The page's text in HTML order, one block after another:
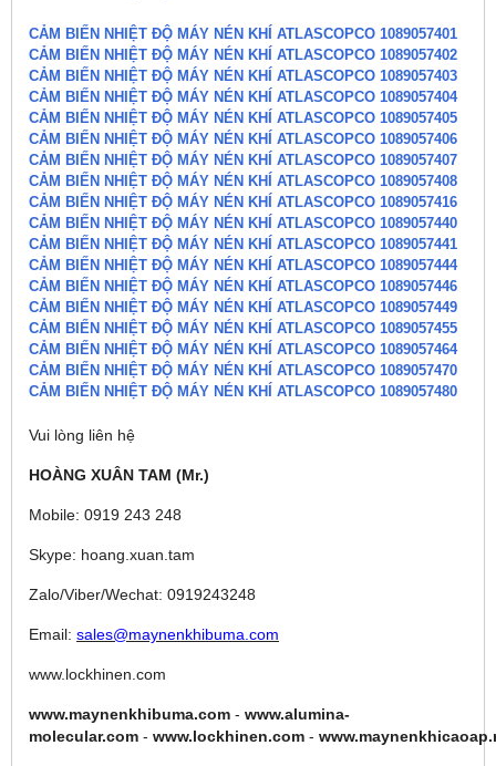
CẢM BIẾN NHIỆT ĐỘ MÁY NÉN KHÍ ATLASCOPCO 1089057401
CẢM BIẾN NHIỆT ĐỘ MÁY NÉN KHÍ ATLASCOPCO 1089057402
CẢM BIẾN NHIỆT ĐỘ MÁY NÉN KHÍ ATLASCOPCO 1089057403
CẢM BIẾN NHIỆT ĐỘ MÁY NÉN KHÍ ATLASCOPCO 1089057404
CẢM BIẾN NHIỆT ĐỘ MÁY NÉN KHÍ ATLASCOPCO 1089057405
CẢM BIẾN NHIỆT ĐỘ MÁY NÉN KHÍ ATLASCOPCO 1089057406
CẢM BIẾN NHIỆT ĐỘ MÁY NÉN KHÍ ATLASCOPCO 1089057407
CẢM BIẾN NHIỆT ĐỘ MÁY NÉN KHÍ ATLASCOPCO 1089057408
CẢM BIẾN NHIỆT ĐỘ MÁY NÉN KHÍ ATLASCOPCO 1089057416
CẢM BIẾN NHIỆT ĐỘ MÁY NÉN KHÍ ATLASCOPCO 1089057440
CẢM BIẾN NHIỆT ĐỘ MÁY NÉN KHÍ ATLASCOPCO 1089057441
CẢM BIẾN NHIỆT ĐỘ MÁY NÉN KHÍ ATLASCOPCO 1089057444
CẢM BIẾN NHIỆT ĐỘ MÁY NÉN KHÍ ATLASCOPCO 1089057446
CẢM BIẾN NHIỆT ĐỘ MÁY NÉN KHÍ ATLASCOPCO 1089057449
CẢM BIẾN NHIỆT ĐỘ MÁY NÉN KHÍ ATLASCOPCO 1089057455
CẢM BIẾN NHIỆT ĐỘ MÁY NÉN KHÍ ATLASCOPCO 1089057464
CẢM BIẾN NHIỆT ĐỘ MÁY NÉN KHÍ ATLASCOPCO 1089057470
CẢM BIẾN NHIỆT ĐỘ MÁY NÉN KHÍ ATLASCOPCO 1089057480
Vui lòng liên hệ
HOÀNG XUÂN TAM (Mr.)
Mobile: 0919 243 248
Skype: hoang.xuan.tam
Zalo/Viber/Wechat: 0919243248
Email: sales@maynenkhibuma.com
www.lockhinen.com
www.maynenkhibuma.com - www.alumina-
molecular.com - www.lockhinen.com -